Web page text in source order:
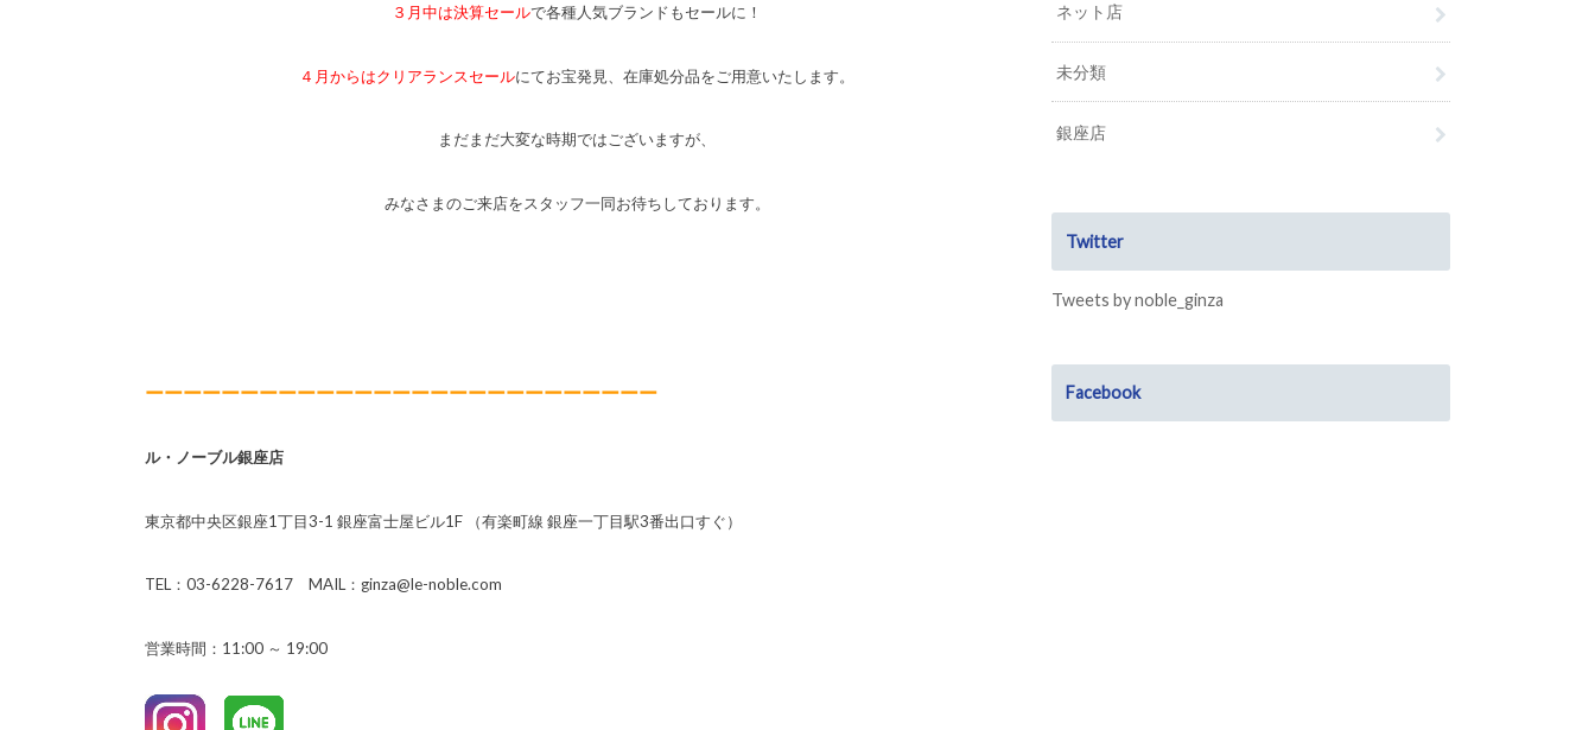
３月中は決算セールで各種人気ブランドもセールに！
４月からはクリアランスセールにてお宝発見、在庫処分品をご用意いたします。
まだまだ大変な時期ではございますが、
みなさまのご来店をスタッフ一同お待ちしております。
ーーーーーーーーーーーーーーーーーーーーーーーーーーー
ル・ノーブル銀座店
東京都中央区銀座1丁目3-1 銀座富士屋ビル1F （有楽町線 銀座一丁目駅3番出口すぐ）
TEL：03-6228-7617 MAIL：ginza@le-noble.com
営業時間：11:00 ～ 19:00
ネット店
未分類
銀座店
Twitter
Tweets by noble_ginza
Facebook